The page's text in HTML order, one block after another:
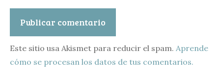
Este sitio usa Akismet para reducir el spam. Aprende
cómo se procesan los datos de tus comentarios.